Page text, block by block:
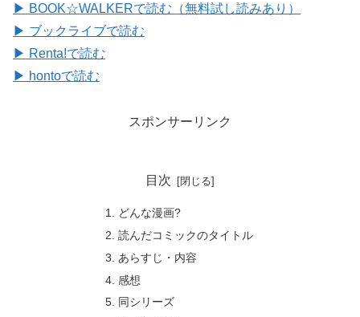
▶ BOOK☆WALKERで読む（無料試し読みあり）
▶ ブックライブで読む
▶ Renta!で読む
▶ hontoで読む
スポンサーリンク
目次
どんな漫画?
読んだコミックのタイトル
あらすじ・内容
感想
同シリーズ